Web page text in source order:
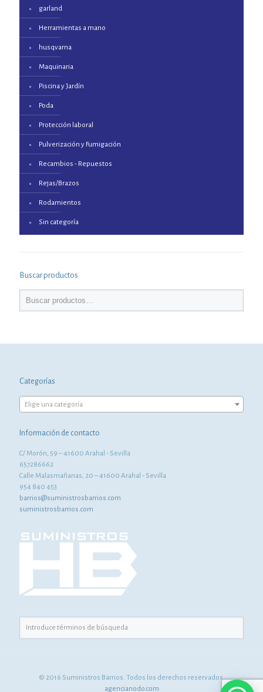
garland
Herramientas a mano
husqvarna
Maquinaria
Piscina y Jardín
Poda
Protección laboral
Pulverización y Fumigación
Recambios - Repuestos
Rejas/Brazos
Rodamientos
Sin categoría
Buscar productos
Categorías
Elige una categoría
Información de contacto
C/ Morón, 59 – 41600 Arahal - Sevilla
657286662
Calle Malasmañanas, 20 – 41600 Arahal - Sevilla
954 840 453
barrios@suministrosbarrios.com
suministrosbarrios.com
© 2016 Suministros Barrios. Todos los derechos reservados.
agencianodo.com